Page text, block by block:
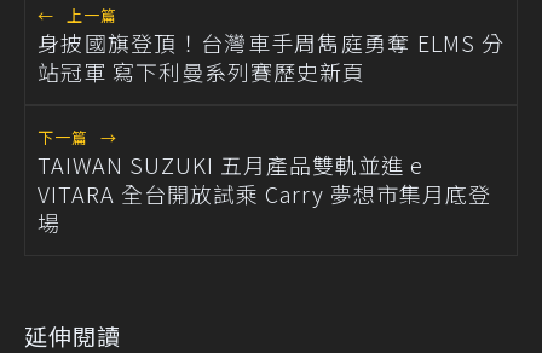
← 上一篇
身披國旗登頂！台灣車手周雋庭勇奪 ELMS 分
站冠軍 寫下利曼系列賽歷史新頁
下一篇 →
TAIWAN SUZUKI 五月產品雙軌並進 e
VITARA 全台開放試乘 Carry 夢想市集月底登
場
延伸閱讀